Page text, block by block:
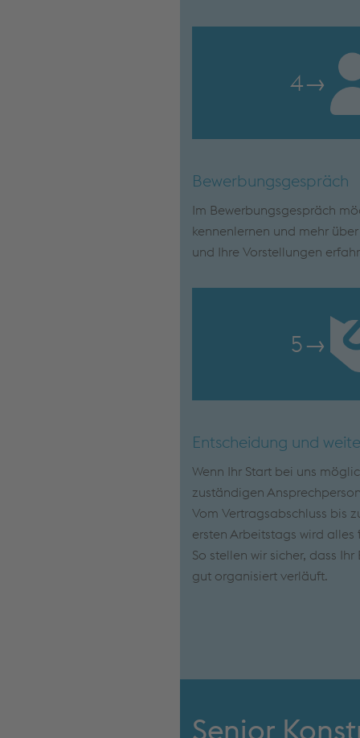
4→
Bewerbungsgespräch
Im Bewerbungsgespräch
kennenlernen und mehr
und Ihre Vorstellungen
5→
Entscheidung und
Wenn Ihr Start bei uns
zuständigen
Vom Vertragsabschluss bis
ersten Arbeitstags wird
So stellen wir sicher, dass
gut organisiert verläuft.
Senior